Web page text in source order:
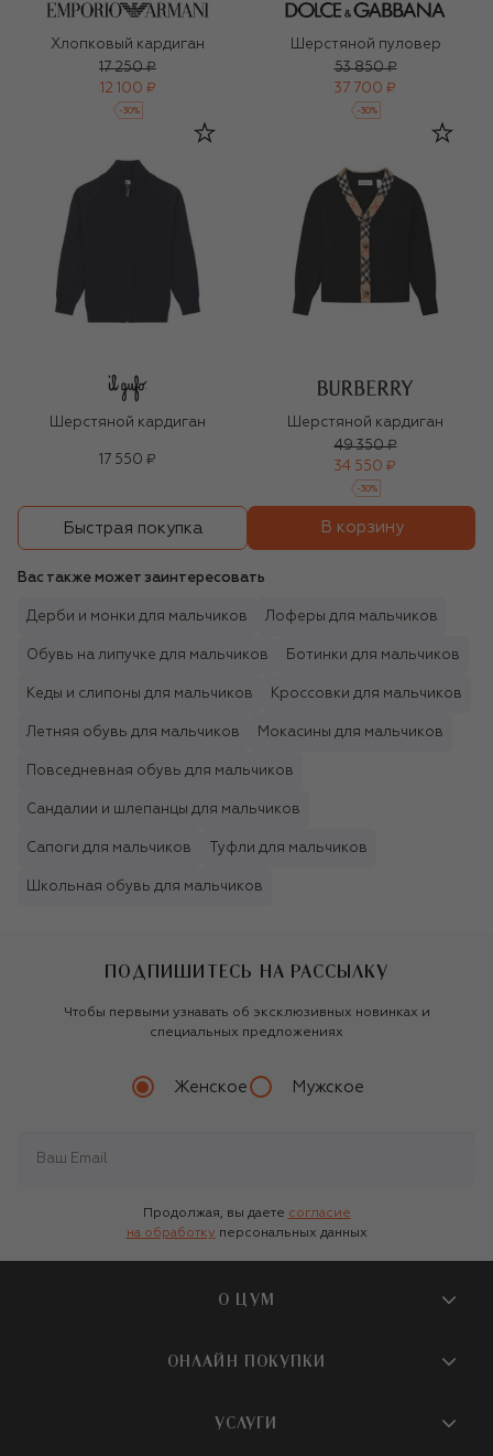
Хлопковый кардиган
17 250 ₽
12 100 ₽
-30%
Шерстяной пуловер
53 850 ₽
37 700 ₽
-30%
Шерстяной кардиган
17 550 ₽
Шерстяной кардиган
49 350 ₽
34 550 ₽
-30%
Быстрая покупка В корзину
Вас также может заинтересовать
Дерби и монки для мальчиков Лоферы для мальчиков
Обувь на липучке для мальчиков Ботинки для мальчиков
Кеды и слипоны для мальчиков Кроссовки для мальчиков
Летняя обувь для мальчиков Мокасины для мальчиков
Повседневная обувь для мальчиков
Сандалии и шлепанцы для мальчиков
Сапоги для мальчиков Туфли для мальчиков
Школьная обувь для мальчиков
ПОДПИШИТЕСЬ НА РАССЫЛКУ
Чтобы первыми узнавать об эксклюзивных новинках и
специальных предложениях
Женское Мужское
Продолжая, вы даете согласие
на обработку персональных данных
О ЦУМ
О магазине
Бутики и ПВЗ ЦУМ
ОНЛАЙН ПОКУПКИ
УСЛУГИ